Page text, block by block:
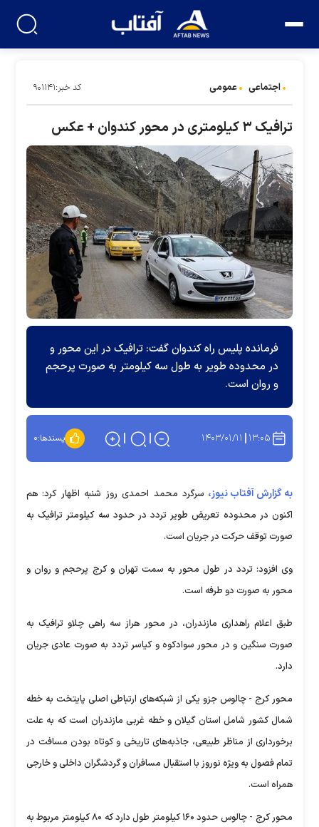
اجتماعی عمومی کد خبر:۹۰۱۱۴۱
ترافیک ۳ کیلومتری در محور کندوان + عکس
فرمانده پلیس راه کندوان گفت: ترافیک در این محور و
در محدوده طویر به طول سه کیلومتر به صورت پرحجم
و روان است.
۱۳:۰۵ ۱۴۰۳/۰۱/۱۱ پسندها:۰
به گزارش آفتاب نیوز، سرگرد محمد احمدی روز شنبه اظهار کرد: هم
اکنون در محدوده تعریض طویر تردد در حدود سه کیلومتر ترافیک به
صورت توقف حرکت در جریان است.
وی افزود: تردد در طول محور به سمت تهران و کرج پرحجم و روان و
محور به صورت دو طرفه است.
طبق اعلام راهداری مازندران، در محور هراز سه راهی چلاو ترافیک به
صورت سنگین و در محور سوادکوه و کیاسر تردد به صورت عادی جریان
دارد.
محور کرج - چالوس جزو یکی از شبکه‌های ارتباطی اصلی پایتخت به خطه
شمال کشور شامل استان گیلان و خطه غربی مازندران است که به علت
برخورداری از مناظر طبیعی، جاذبه‌های تاریخی و کوتاه بودن مسافت در
تمام فصول به ویژه نوروز با استقبال مسافران و گردشگران داخلی و خارجی
همراه است.
محور کرج - چالوس حدود ۱۶۰ کیلومتر طول دارد که ۸۰ کیلومتر مربوط به